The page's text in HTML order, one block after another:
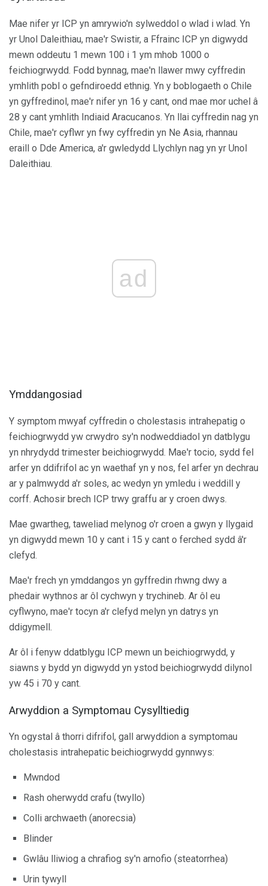
Mae nifer yr ICP yn amrywio'n sylweddol o wlad i wlad. Yn
yr Unol Daleithiau, mae'r Swistir, a Ffrainc ICP yn digwydd
mewn oddeutu 1 mewn 100 i 1 ym mhob 1000 o
feichiogrwydd. Fodd bynnag, mae'n llawer mwy cyffredin
ymhlith pobl o gefndiroedd ethnig. Yn y boblogaeth o Chile
yn gyffredinol, mae'r nifer yn 16 y cant, ond mae mor uchel â
28 y cant ymhlith Indiaid Aracucanos. Yn llai cyffredin nag yn
Chile, mae'r cyflwr yn fwy cyffredin yn Ne Asia, rhannau
eraill o Dde America, a'r gwledydd Llychlyn nag yn yr Unol
Daleithiau.
ad
Ymddangosiad
Y symptom mwyaf cyffredin o cholestasis intrahepatig o
feichiogrwydd yw crwydro sy'n nodweddiadol yn datblygu
yn nhrydydd trimester beichiogrwydd. Mae'r tocio, sydd fel
arfer yn ddifrifol ac yn waethaf yn y nos, fel arfer yn dechrau
ar y palmwydd a'r soles, ac wedyn yn ymledu i weddill y
corff. Achosir brech ICP trwy graffu ar y croen dwys.
Mae gwartheg, taweliad melynog o'r croen a gwyn y llygaid
yn digwydd mewn 10 y cant i 15 y cant o ferched sydd â'r
clefyd.
Mae'r frech yn ymddangos yn gyffredin rhwng dwy a
phedair wythnos ar ôl cychwyn y trychineb. Ar ôl eu
cyflwyno, mae'r tocyn a'r clefyd melyn yn datrys yn
ddigymell.
Ar ôl i fenyw ddatblygu ICP mewn un beichiogrwydd, y
siawns y bydd yn digwydd yn ystod beichiogrwydd dilynol
yw 45 i 70 y cant.
Arwyddion a Symptomau Cysylltiedig
Yn ogystal â thorri difrifol, gall arwyddion a symptomau
cholestasis intrahepatic beichiogrwydd gynnwys:
Mwndod
Rash oherwydd crafu (twyllo)
Colli archwaeth (anorecsia)
Blinder
Gwlâu lliwiog a chrafiog sy'n arnofio (steatorrhea)
Urin tywyll